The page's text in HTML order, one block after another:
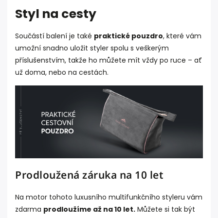
Styl na cesty
Součástí balení je také praktické pouzdro, které vám
umožní snadno uložit styler spolu s veškerým
příslušenstvím, takže ho můžete mít vždy po ruce – ať
už doma, nebo na cestách.
Prodloužená záruka na 10 let
Na motor tohoto luxusního multifunkčního styleru vám
zdarma prodloužíme až na 10 let. Můžete si tak být